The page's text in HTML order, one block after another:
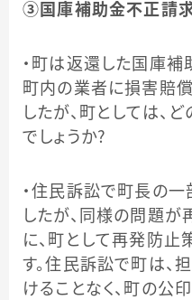
③国庫補助金不正請
・町は返還した国庫
町内の業者に損害賠
したが、町としては、
でしょうか？
・住民訴訟で町長の
したが、同様の問題が
に、町として再発防止
す。住民訴訟で町は、
けることなく、町の公